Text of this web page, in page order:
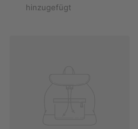
hinzugefügt